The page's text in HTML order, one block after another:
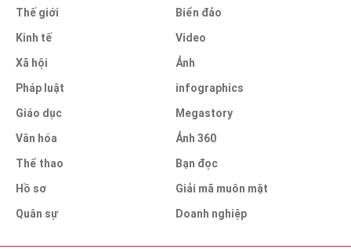
Thế giới
Kinh tế
Xã hội
Pháp luật
Giáo dục
Văn hóa
Thể thao
Hồ sơ
Quân sự
Biển đảo
Video
Ảnh
infographics
Megastory
Ảnh 360
Bạn đọc
Giải mã muôn mặt
Doanh nghiệp